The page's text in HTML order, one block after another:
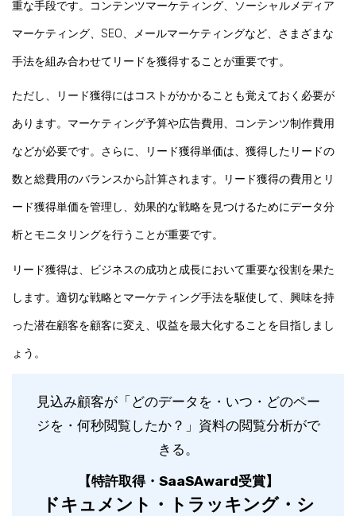
重な手段です。コンテンツマーケティング、ソーシャルメディア
マーケティング、SEO、メールマーケティングなど、さまざまな
手法を組み合わせてリードを獲得することが重要です。
ただし、 リード獲得にはコストがかかることも覚えておく必要が
あります。マーケティング予算や広告費用、コンテンツ制作費用
などが必要です。さらに、リード獲得単価は、獲得したリードの
数と総費用のバランスから計算されます。リード獲得の費用とリ
ード獲得単価を管理し、効果的な戦略を見つけるためにデータ分
析とモニタリングを行うことが重要です。
リード獲得は、ビジネスの成功と成長において重要な役割を果た
します。適切な戦略とマーケティング手法を駆使して、興味を持
った潜在顧客を顧客に変え、収益を最大化することを目指しまし
ょう。
見込み顧客が「どのデータを・いつ・どのペー
ジを・何秒閲覧したか？」資料の閲覧分析がで
きる。
【特許取得・SaaSAward受賞】
ドキュメント・トラッキング・シ